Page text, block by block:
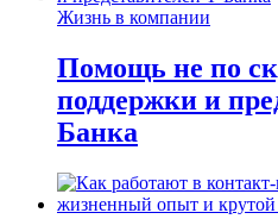
Жизнь в компании
Помощь не по
поддержки и
Банка